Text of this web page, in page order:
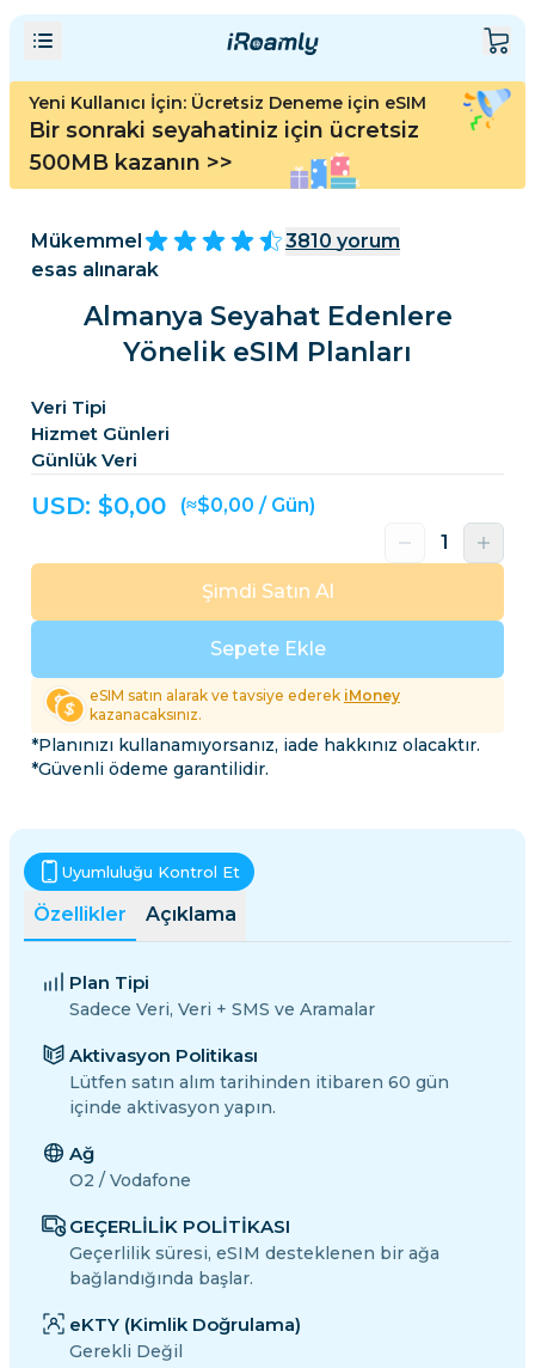
Yeni Kullanıcı İçin: Ücretsiz Deneme için eSIM
Bir sonraki seyahatiniz için ücretsiz
500MB kazanın >>
Mükemmel 3810 yorum
esas alınarak
Almanya Seyahat Edenlere
Yönelik eSIM Planları
Veri Tipi
Hizmet Günleri
Günlük Veri
USD: $0,00 (≈$0,00 / Gün)
Sepete Ekle
Şimdi Satın Al
eSIM satın alarak ve tavsiye ederek iMoney
kazanacaksınız.
*Planınızı kullanamıyorsanız, iade hakkınız olacaktır.
*Güvenli ödeme garantilidir.
Özellikler Açıklama
Uyumluluğu Kontrol Et
Plan Tipi
Sadece Veri, Veri + SMS ve Aramalar
Aktivasyon Politikası
Lütfen satın alım tarihinden itibaren 60 gün
içinde aktivasyon yapın.
Ağ
O2 / Vodafone
GEÇERLİLİK POLİTİKASI
Geçerlilik süresi, eSIM desteklenen bir ağa
bağlandığında başlar.
eKTY (Kimlik Doğrulama)
Gerekli Değil